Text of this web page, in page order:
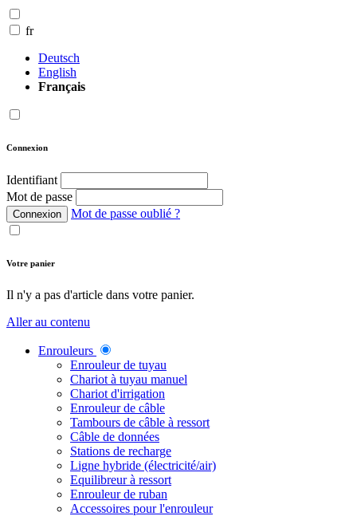
fr
Deutsch
English
Français
Connexion
Identifiant
Mot de passe
Connexion Mot de passe oublié ?
Votre panier
Il n'y a pas d'article dans votre panier.
Aller au contenu
Enrouleurs
Enrouleur de tuyau
Chariot à tuyau manuel
Chariot d'irrigation
Enrouleur de câble
Tambours de câble à ressort
Câble de données
Stations de recharge
Ligne hybride (électricité/air)
Equilibreur à ressort
Enrouleur de ruban
Accessoires pour l'enrouleur